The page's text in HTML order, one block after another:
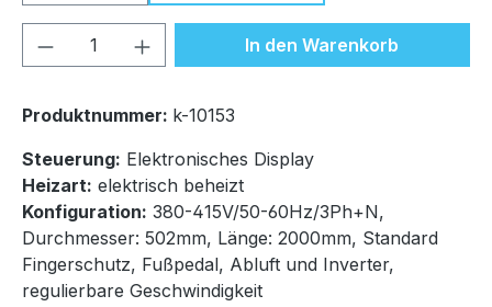
Produkt Anzahl: Gib denIn den Warenkorb
Produktnummer: k-10153
Steuerung: Elektronisches Display
Heizart: elektrisch beheizt
Konfiguration: 380-415V/50-60Hz/3Ph+N,
Durchmesser: 502mm, Länge: 2000mm, Standard
Fingerschutz, Fußpedal, Abluft und Inverter,
regulierbare Geschwindigkeit